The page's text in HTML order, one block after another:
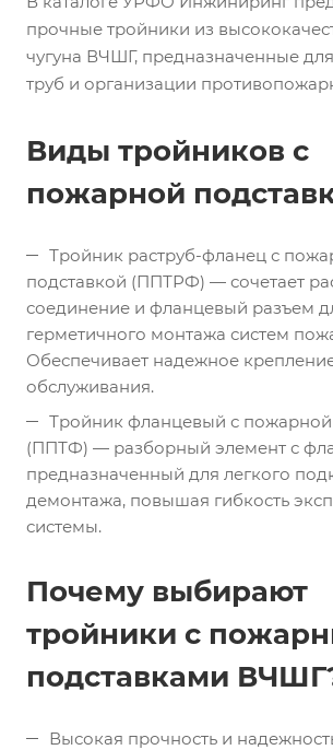
прочные тройники из
чугуна ВЧШГ, предназначенные
труб и организации
Виды тройников с
пожарной
Тройник раструб-фланец с
подставкой (ППТРФ) — сочетает
соединение и фланцевый разъем
герметичного монтажа систем
Обеспечивает надежное
обслуживания.
Тройник фланцевый с пожарной
(ППТФ) — разборный элемент с
предназначенный для легкого
демонтажа, повышая гибкость
системы.
Почему выбирают
тройники с
подставками
Высокая прочность и